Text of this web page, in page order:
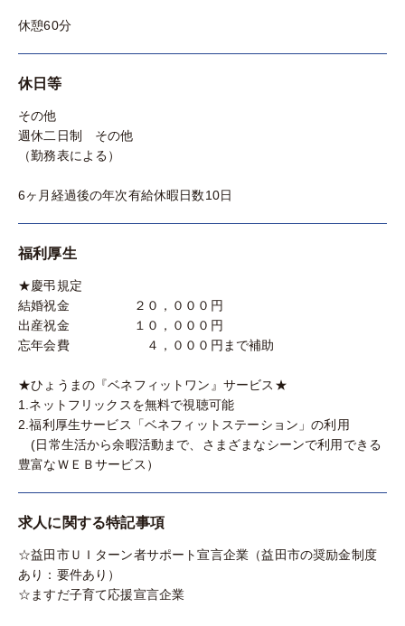
休憩60分
休日等
その他
週休二日制 その他
（勤務表による）
6ヶ月経過後の年次有給休暇日数10日
福利厚生
★慶弔規定
結婚祝金 ２０，０００円
出産祝金 １０，０００円
忘年会費 ４，０００円まで補助
★ひょうまの『ベネフィットワン』サービス★
1.ネットフリックスを無料で視聴可能
2.福利厚生サービス「ベネフィットステーション」の利用
(日常生活から余暇活動まで、さまざまなシーンで利用できる
豊富なＷＥＢサービス）
求人に関する特記事項
☆益田市ＵＩターン者サポート宣言企業（益田市の奨励金制度
あり：要件あり）
☆ますだ子育て応援宣言企業